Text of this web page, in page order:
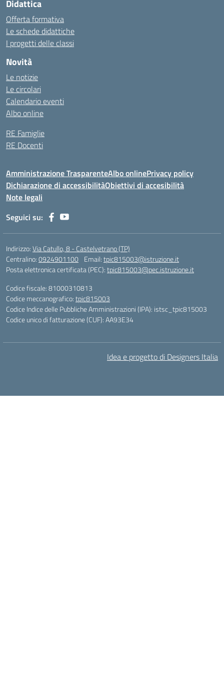
Didattica
Offerta formativa
Le schede didattiche
I progetti delle classi
Novità
Le notizie
Le circolari
Calendario eventi
Albo online
RE Famiglie
RE Docenti
Amministrazione TrasparenteAlbo onlinePrivacy policy
Dichiarazione di accessibilitàObiettivi di accesibilità
Note legali
Seguici su:
Indirizzo:Via Catullo, 8 - Castelvetrano (TP)
Centralino:0924901100 Email:tpic815003@istruzione.it
Posta elettronica certificata (PEC):tpic815003@pec.istruzione.it
Codice fiscale: 81000310813
Codice meccanografico:tpic815003
Codice Indice delle Pubbliche Amministrazioni (IPA): istsc_tpic815003
Codice unico di fatturazione (CUF): AA93E34
Idea e progetto di Designers Italia